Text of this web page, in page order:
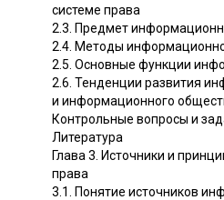
системе права
2.3. Предмет
2.4. Методы
2.5. Основные функции
2.6. Тенденции развития
и информационного
Контрольные вопросы и
Литература
Глава 3. Источники и
права
3.1. Понятие источников